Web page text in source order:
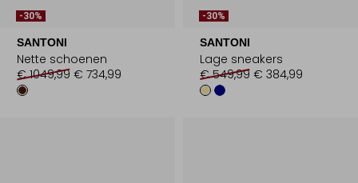
-30%
SANTONI
Nette schoenen
€ 1049,99 € 734,99
-30%
SANTONI
Lage sneakers
€ 549,99 € 384,99